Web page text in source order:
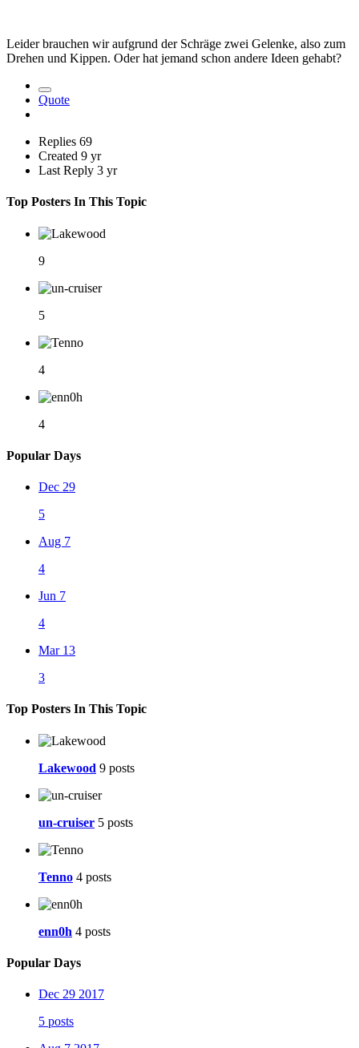
Leider brauchen wir aufgrund der Schräge zwei Gelenke, also zum
Drehen und Kippen. Oder hat jemand schon andere Ideen gehabt?
Quote
Replies 69
Created 9 yr
Last Reply 3 yr
Top Posters In This Topic
9
5
4
4
Popular Days
Dec 29
5
Aug 7
4
Jun 7
4
Mar 13
3
Top Posters In This Topic
Lakewood 9 posts
un-cruiser 5 posts
Tenno 4 posts
enn0h 4 posts
Popular Days
Dec 29 2017
5 posts